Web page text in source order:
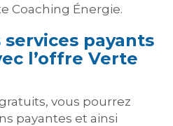
Coaching Énergie.
payants
l’offre Verte
vous pourrez
payantes et ainsi